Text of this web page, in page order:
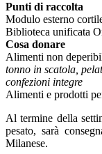
Punti di raccolta
Modulo esterno
Biblioteca unificata
Cosa donare
Alimenti non
tonno in scatola,
confezioni integre
Alimenti e prodotti
Al termine della
pesato, sarà
Milanese.